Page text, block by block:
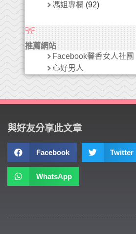
馮姐專欄 (92)
推薦網站
Facebook馨香女人社團
心好男人
與好友分享此文章
Facebook Twitter
WhatsApp